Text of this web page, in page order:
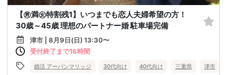
【㊚満㊛特割残1】いつまでも恋人夫婦希望の方！
30歳～45歳 理想のパートナー婚 駐車場完備
津市 | 8月9日(日) 13:30〜
受付終了まで16時間
婚活 アーバンマリッジ 30代向け 40代向け 三重県 津市